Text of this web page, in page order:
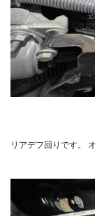
リアデフ回りです。